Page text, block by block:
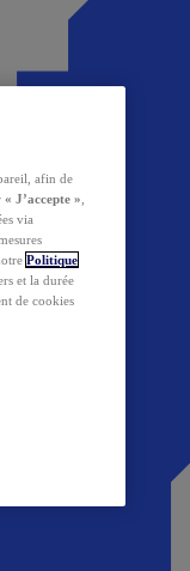
afin de
« J’accepte »
via
Politique
et la durée
de cookies